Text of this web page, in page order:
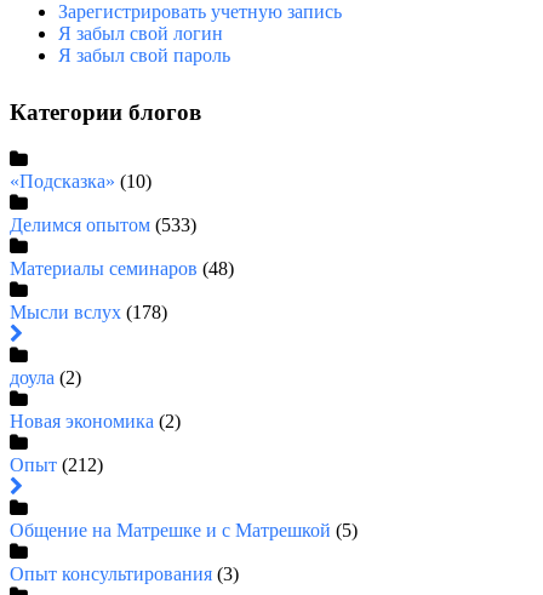
Зарегистрировать учетную запись
Я забыл свой логин
Я забыл свой пароль
Категории блогов
«Подсказка» (10)
Делимся опытом (533)
Материалы семинаров (48)
Мысли вслух (178)
доула (2)
Новая экономика (2)
Опыт (212)
Общение на Матрешке и с Матрешкой (5)
Опыт консультирования (3)